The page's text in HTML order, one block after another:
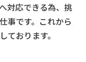
対応できる為、挑
事です。これから
ております。